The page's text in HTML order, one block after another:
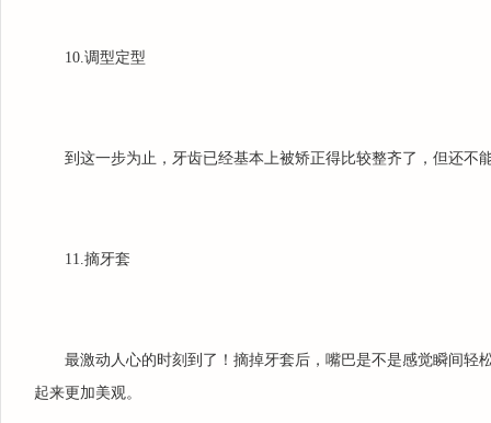
10.调型定型
到这一步为止，牙齿已经基本上被矫正得比较整齐了，但还不
11.摘牙套
最激动人心的时刻到了！摘掉牙套后，嘴巴是不是感觉瞬间轻
起来更加美观。